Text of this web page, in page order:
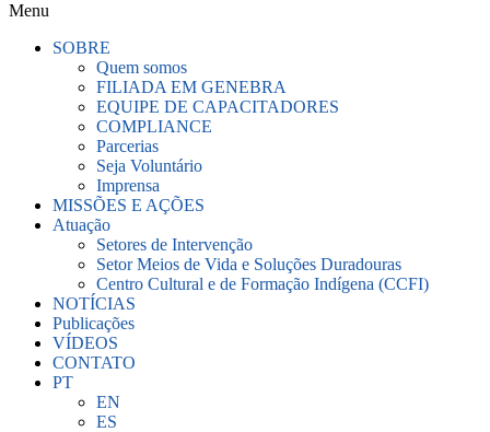
Menu
SOBRE
Quem somos
FILIADA EM GENEBRA
EQUIPE DE CAPACITADORES
COMPLIANCE
Parcerias
Seja Voluntário
Imprensa
MISSÕES E AÇÕES
Atuação
Setores de Intervenção
Setor Meios de Vida e Soluções Duradouras
Centro Cultural e de Formação Indígena (CCFI)
NOTÍCIAS
Publicações
VÍDEOS
CONTATO
PT
EN
ES